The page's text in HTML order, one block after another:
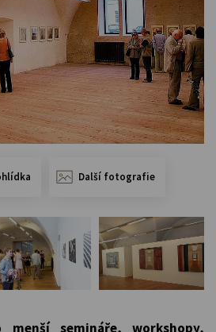
Další fotografie
menší semináře, workshopy,